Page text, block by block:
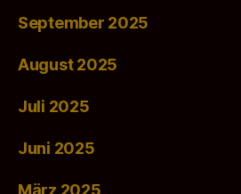
September 2025
August 2025
Juli 2025
Juni 2025
März 2025